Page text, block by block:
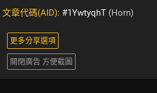
文章代碼(AID): #1YwtyqhT (Horn)
更多分享選項
關閉廣告 方便截圖